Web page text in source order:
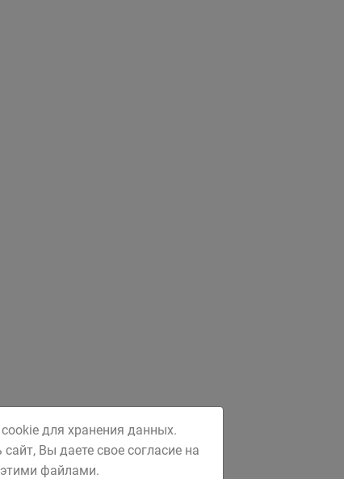
для хранения данных.
Вы даете свое согласие на
этими файлами.